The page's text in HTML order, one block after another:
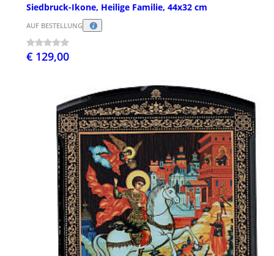
Siedbruck-Ikone, Heilige Familie, 44x32 cm
AUF BESTELLUNG
€ 129,00